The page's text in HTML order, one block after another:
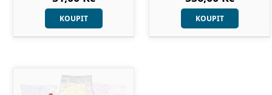
KOUPIT KOUPIT